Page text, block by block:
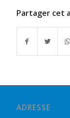
Partager cet
ADRESSE